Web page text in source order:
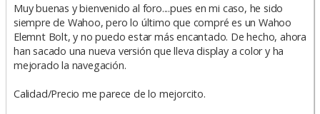
Muy buenas y bienvenido al foro....pues en mi caso, he sido
siempre de Wahoo, pero lo último que compré es un Wahoo
Elemnt Bolt, y no puedo estar más encantado. De hecho, ahora
han sacado una nueva versión que lleva display a color y ha
mejorado la navegación.
Calidad/Precio me parece de lo mejorcito.